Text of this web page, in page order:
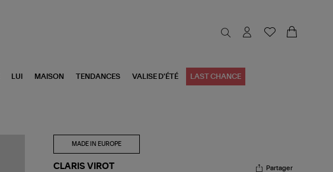
LUI MAISON TENDANCES VALISE D'ÉTÉ LAST CHANCE
MADE IN EUROPE
CLARIS VIROT Partager